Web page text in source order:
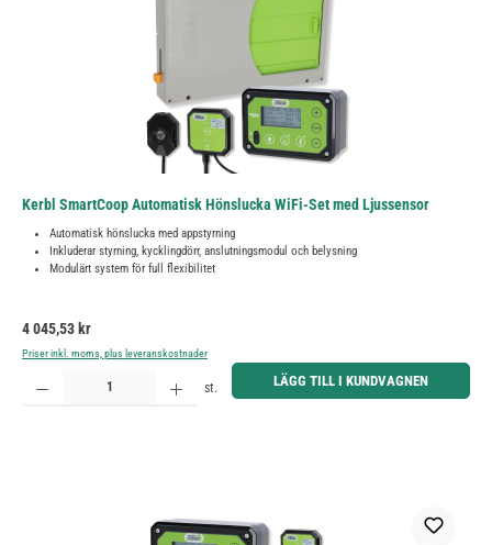
Kerbl SmartCoop Automatisk Hönslucka WiFi-Set med Ljussensor
Automatisk hönslucka med appstyrning
Inkluderar styrning, kycklingdörr, anslutningsmodul och belysning
Modulärt system för full flexibilitet
Ordinarie pris:
4 045,53 kr
Priser inkl. moms, plus leveranskostnader
Produktkvantitet: Ange önskat belopp eller använd knapparna för att öka eller minska kvantiteten.
st. LÄGG TILL I KUNDVAGNEN